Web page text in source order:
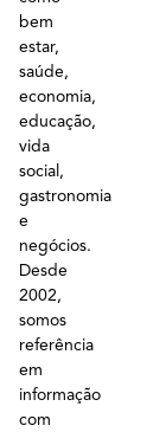
bem
estar,
saúde,
economia,
educação,
vida
social,
gastronomia
e
negócios.
Desde
2002,
somos
referência
em
informação
com